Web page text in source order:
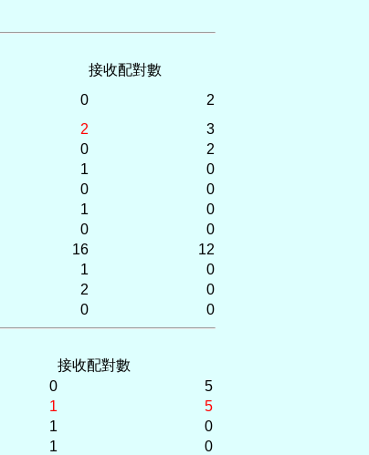
接收配對數
0
2
2
3
0
2
1
0
0
0
1
0
0
0
16
12
1
0
2
0
0 0
接收配對數
0
5
1
5
1
0
1
0